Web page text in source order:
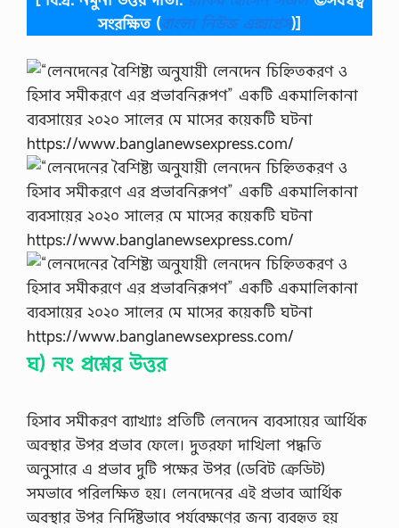
সংরক্ষিত (বাংলা নিউজ এক্সপ্রেস)]
ঘ) নং প্রশ্নের উত্তর
হিসাব সমীকরণ ব্যাখ্যাঃ প্রতিটি লেনদেন ব্যবসায়ের আর্থিক
অবস্থার উপর প্রভাব ফেলে। দুতরফা দাখিলা পদ্ধতি
অনুসারে এ প্রভাব দুটি পক্ষের উপর (ডেবিট ক্রেডিট)
সমভাবে পরিলক্ষিত হয়। লেনদেনের এই প্রভাব আর্থিক
অবস্থার উপর নির্দিষ্টভাবে পর্যবেক্ষণের জন্য ব্যবহৃত হয়